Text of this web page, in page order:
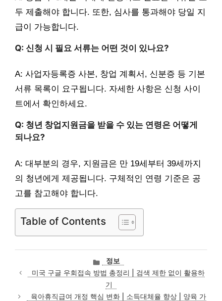
두 제출해야 합니다. 또한, 심사를 통과해야 당일 지
급이 가능합니다.
Q: 신청 시 필요 서류는 어떤 것이 있나요?
A: 사업자등록증 사본, 창업 계획서, 신분증 등 기본
서류 목록이 요구됩니다. 자세한 사항은 신청 사이
트에서 확인하세요.
Q: 청년 창업지원금을 받을 수 있는 연령은 어떻게
되나요?
A: 대부분의 경우, 지원금은 만 19세부터 39세까지
의 청년에게 제공됩니다. 구체적인 연령 기준은 공
고를 참고해야 합니다.
Table of Contents
카
테
고
리
정보
미국 구글 우회접속 방법 총정리 | 검색 제한 없이 활용하
기
육아휴직급여 개정 핵심 변화 | 소득대체율 향상 | 양육 가